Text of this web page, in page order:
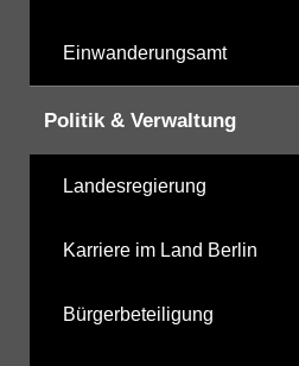
Einwanderungsamt
Politik & Verwaltung
Landesregierung
Karriere im Land Berlin
Bürgerbeteiligung